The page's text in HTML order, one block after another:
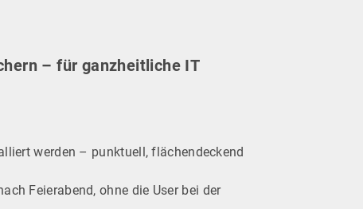
– für ganzheitliche IT
werden – punktuell, flächendeckend
Feierabend, ohne die User bei der